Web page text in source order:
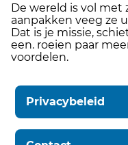
De wereld is vol
aanpakken veeg ze
Dat is je missie,
een. roeien paar
voordelen.
Privacybeleid